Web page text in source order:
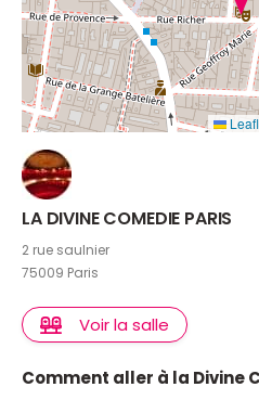
LA DIVINE COMEDIE PARIS
2 rue saulnier
75009 Paris
Voir la salle
Comment aller à la Divine